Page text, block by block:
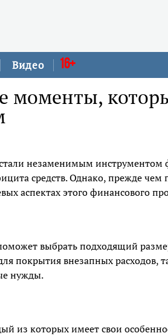
Видео 16+
моменты,
незаменимым инструментом
средств. Однако, прежде чем
аспектах этого финансового
выбрать подходящий
покрытия внезапных расходов,
нужды.
из которых имеет свои